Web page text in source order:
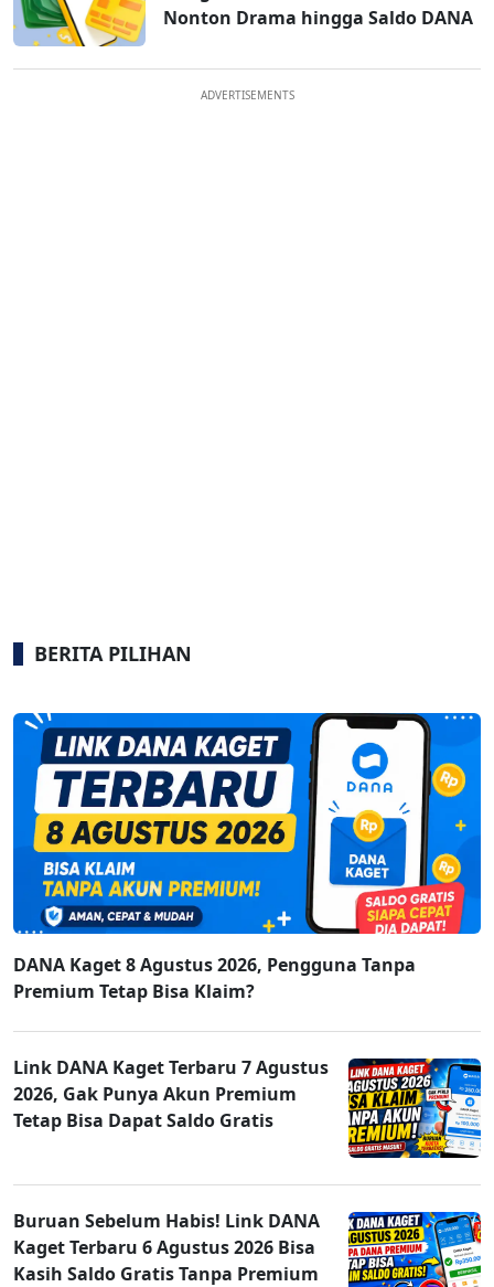
Nonton Drama hingga Saldo DANA
ADVERTISEMENTS
BERITA PILIHAN
DANA Kaget 8 Agustus 2026, Pengguna Tanpa
Premium Tetap Bisa Klaim?
Link DANA Kaget Terbaru 7 Agustus
2026, Gak Punya Akun Premium
Tetap Bisa Dapat Saldo Gratis
Buruan Sebelum Habis! Link DANA
Kaget Terbaru 6 Agustus 2026 Bisa
Kasih Saldo Gratis Tanpa Premium